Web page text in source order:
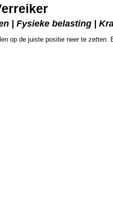
| Fysieke belasting |
op de juiste positie neer te